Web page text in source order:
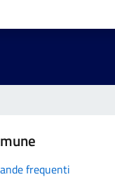
frequenti